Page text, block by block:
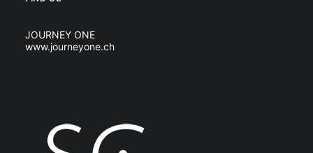
JOURNEY ONE
www.journeyone.ch